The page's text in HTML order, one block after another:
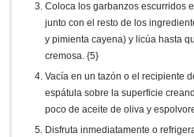
Coloca los garbanzos escurridos
junto con el resto de los
y pimienta cayena) y licúa hasta
cremosa. {5}
Vacía en un tazón o el recipiente
espátula sobre la superficie
poco de aceite de oliva y
Disfruta inmediatamente o